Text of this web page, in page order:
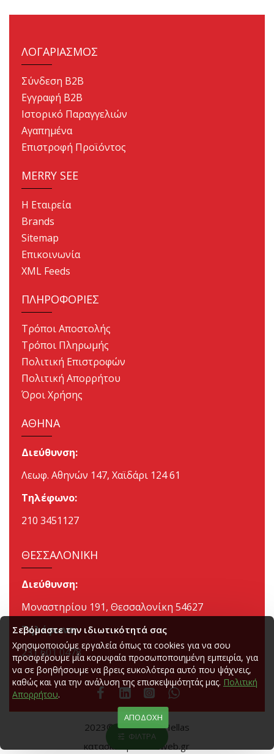
ΛΟΓΑΡΙΑΣΜΟΣ
Σύνδεση B2B
Εγγραφή B2B
Ιστορικό Παραγγελιών
Αγαπημένα
Επιστροφή Προϊόντος
MERRY SEE
Η Εταιρεία
Brands
Sitemap
Επικοινωνία
XML Feeds
ΠΛΗΡΟΦΟΡΙΕΣ
Τρόποι Αποστολής
Τρόποι Πληρωμής
Πολιτική Επιστροφών
Πολιτική Απορρήτου
Όροι Χρήσης
ΑΘΗΝΑ
Διεύθυνση:
Λεωφ. Αθηνών 147, Χαϊδάρι 124 61
Τηλέφωνο:
210 3451127
ΘΕΣΣΑΛΟΝΙΚΗ
Διεύθυνση:
Μοναστηρίου 191, Θεσσαλονίκη 54627
Τηλέφωνο:
231 601 0478
2023©Merry See Hellas
κατασκευή B2B reweb.gr
ΑΠΟΔΟΧΉ
Σεβόμαστε την ιδιωτικότητά σας
Χρησιμοποιούμε εργαλεία όπως τα cookies για να σου
προσφέρουμε μία κορυφαία προσωποποιημένη εμπειρία, για
να σε βοηθήσουμε να βρεις ευκολότερα αυτό που ψάχνεις,
καθώς και για την ανάλυση της επισκεψιμότητάς μας. Πολιτική
Απορρήτου.
ΦΙΛΤΡΑ